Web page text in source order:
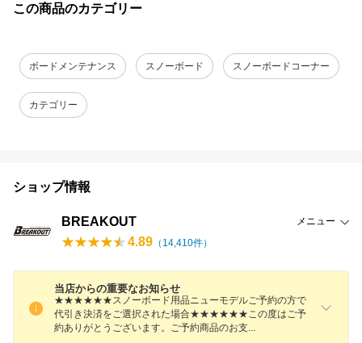
この商品のカテゴリー
ボードメンテナンス スノーボード スノーボードコーナー
カテゴリー
ショップ情報
BREAKOUT メニュー
4.89 （ 14,410件）
当店からの重要なお知らせ
★★★★★★スノーボード用品ニューモデルご予約の方で
代引き決済をご選択された場合★★★★★★この度はご予
約ありがとうございます。ご予約商品のお支